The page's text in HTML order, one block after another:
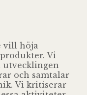
vill höja
Vi
utvecklingen
och samtalar
Vi kritiserar